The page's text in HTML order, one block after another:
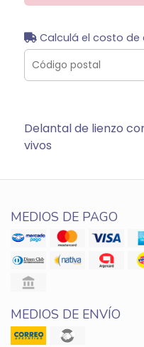
Calculá el costo de
Delantal de lienzo
vivos
MEDIOS DE PAGO
MEDIOS DE ENVÍO